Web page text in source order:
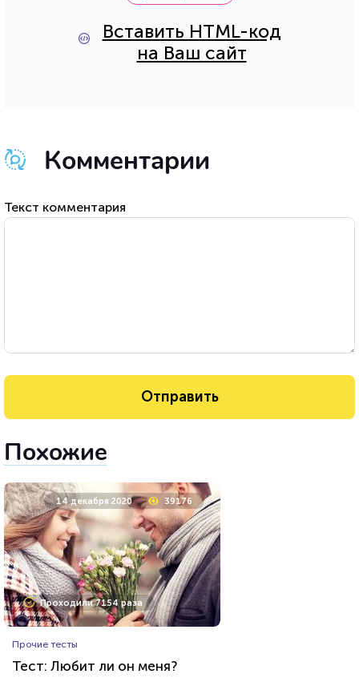
Вставить HTML-код
на Ваш сайт
Комментарии
Текст комментария
Похожие
14 декабря 2020 39176
Проходили 7154 раза
Прочие тесты
Тест: Любит ли он меня?